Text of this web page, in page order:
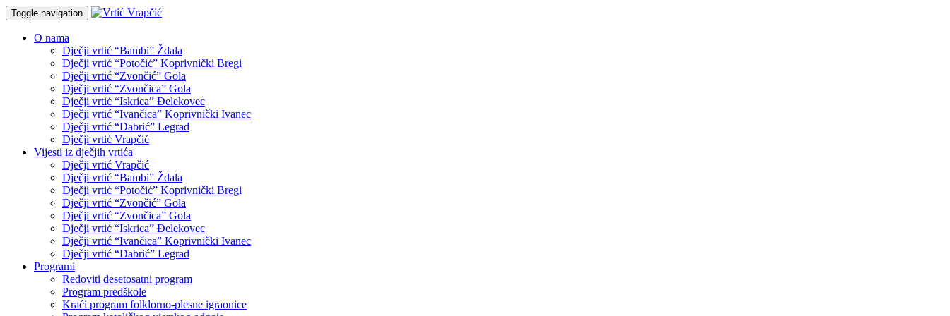
Toggle navigation
O nama
Dječji vrtić “Bambi” Ždala
Dječji vrtić “Potočić” Koprivnički Bregi
Dječji vrtić “Zvončić” Gola
Dječji vrtić “Zvončica” Gola
Dječji vrtić “Iskrica” Đelekovec
Dječji vrtić “Ivančica” Koprivnički Ivanec
Dječji vrtić “Dabrić” Legrad
Dječji vrtić Vrapčić
Vijesti iz dječjih vrtića
Dječji vrtić Vrapčić
Dječji vrtić “Bambi” Ždala
Dječji vrtić “Potočić” Koprivnički Bregi
Dječji vrtić “Zvončić” Gola
Dječji vrtić “Zvončica” Gola
Dječji vrtić “Iskrica” Đelekovec
Dječji vrtić “Ivančica” Koprivnički Ivanec
Dječji vrtić “Dabrić” Legrad
Programi
Redoviti desetosatni program
Program predškole
Kraći program folklorno-plesne igraonice